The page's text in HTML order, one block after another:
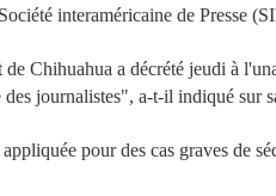
interaméricaine de Presse
Chihuahua a décrété jeudi à
journalistes", a-t-il indiqué sur
pour des cas graves de